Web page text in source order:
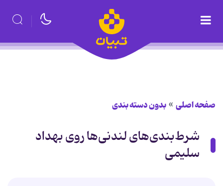
صفحه اصلی بدون دسته بندی
شرط‌بندی‌های لندنی‌ها روی بهداد
سلیمی